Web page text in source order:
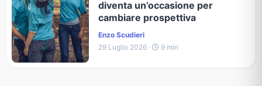
diventa un’occasione per
cambiare prospettiva
Enzo Scudieri
29 Luglio 2026 ·
9 min